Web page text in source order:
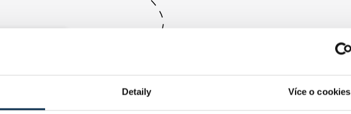
Detaily Více o cookies